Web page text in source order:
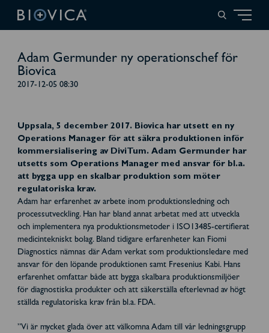
Adam Germunder ny operationschef för
Biovica
2017-12-05 08:30
Uppsala, 5 december 2017. Biovica har utsett en ny
Operations Manager för att säkra produktionen inför
kommersialisering av DiviTum. Adam Germunder har
utsetts som Operations Manager med ansvar för bl.a.
att bygga upp en skalbar produktion som möter
regulatoriska krav.
Adam har erfarenhet av arbete inom produktionsledning och
processutveckling. Han har bland annat arbetat med att utveckla
och implementera nya produktionsmetoder i ISO13485-certifierat
medicintekniskt bolag. Bland tidigare erfarenheter kan Fiomi
Diagnostics nämnas där Adam verkat som produktionsledare med
ansvar för den löpande produktionen samt Fresenius Kabi. Hans
erfarenhet omfattar både att bygga skalbara produktionsmiljöer
för diagnostiska produkter och att säkerställa efterlevnad av högt
ställda regulatoriska krav från bl.a. FDA.
”Vi är mycket glada över att välkomna Adam till vår ledningsgrupp